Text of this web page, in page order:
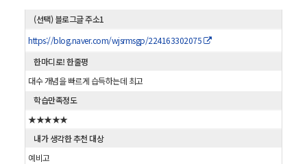
(선택) 블로그글 주소1
https://blog.naver.com/wjsrmsgp/224163302075
한마디로! 한줄평
대수 개념을 빠르게 습득하는데 최고
학습만족정도
★★★★★
내가 생각한 추천 대상
예비고